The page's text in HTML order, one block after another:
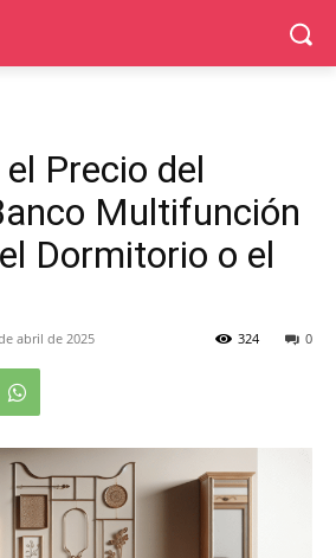
Precio del
Multifunción
Dormitorio o el
abril de 2025 0
324